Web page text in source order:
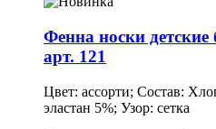
Фенна носки
арт. 121
Цвет: ассорти; Состав:
эластан 5%; Узор: сетка